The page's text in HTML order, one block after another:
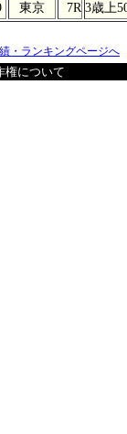
東京 7R 3歳上
・ランキングページへ
権について